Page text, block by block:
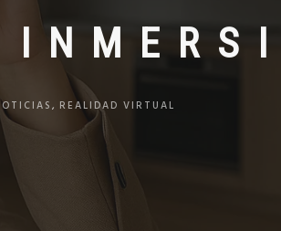
, REALIDAD VIRTUAL